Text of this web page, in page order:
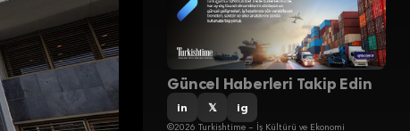
Güncel Haberleri Takip Edin
in 𝕏 ig
©2026 Turkishtime – İş Kültürü ve Ekonomi